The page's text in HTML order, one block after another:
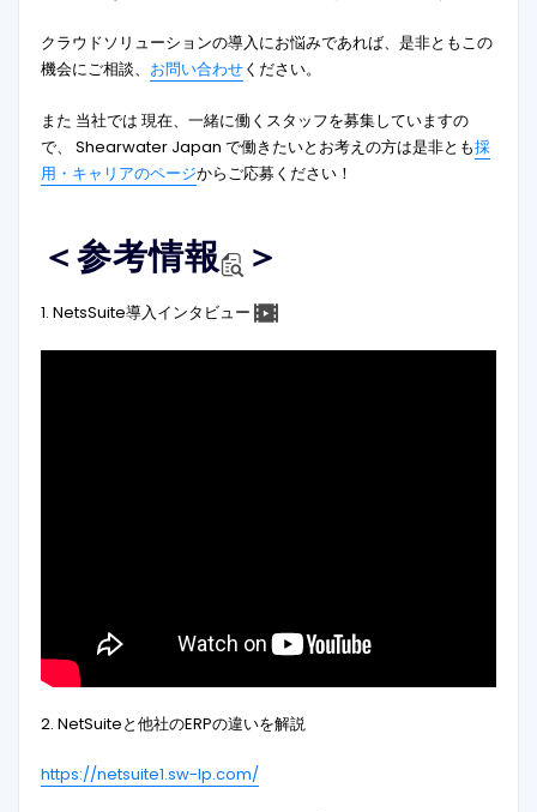
クラウドソリューションの導入にお悩みであれば、是非ともこの
機会にご相談、 お問い合わせください。
また 当社では 現在、一緒に働くスタッフを募集していますの
で、 Shearwater Japan で働きたいとお考えの方は是非とも採
用・キャリアのページからご応募ください！
＜参考情報 ＞
1. NetsSuite導入インタビュー
2. NetSuiteと他社のERPの違いを解説
https://netsuite1.sw-lp.com/